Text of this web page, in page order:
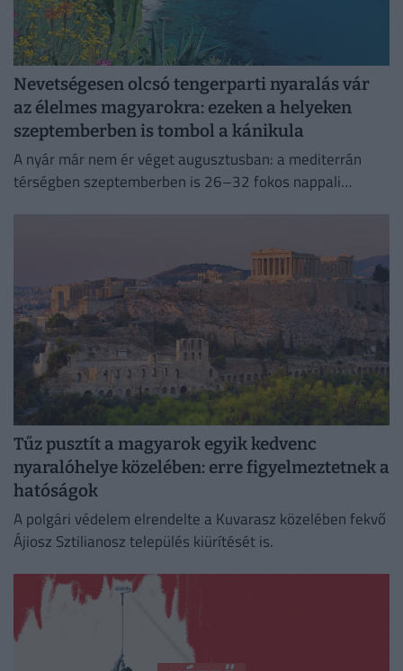
Nevetségesen olcsó tengerparti nyaralás vár
az élelmes magyarokra: ezeken a helyeken
szeptemberben is tombol a kánikula
A nyár már nem ér véget augusztusban: a mediterrán
térségben szeptemberben is 26–32 fokos nappali
Tűz pusztít a magyarok egyik kedvenc
nyaralóhelye közelében: erre figyelmeztetnek a
hatóságok
A polgári védelem elrendelte a Kuvarasz közelében fekvő
Ájiosz Sztilianosz település kiürítését is.